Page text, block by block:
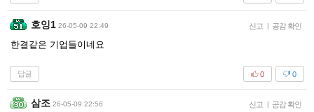
호잉1 26-05-09 22:49 신고 | 공감 확인
한결같은 기업들이네요
답글 0
0
삼조 26-05-09 22:56 신고 | 공감 확인